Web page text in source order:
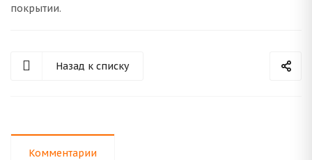
покрытии.
Назад к списку
Комментарии